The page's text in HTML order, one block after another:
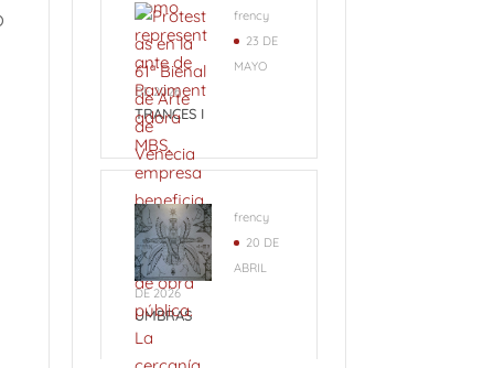
frency
23 DE
MAYO
DE 2026
TRANCES I
frency
20 DE
ABRIL
DE 2026
UMBRAS